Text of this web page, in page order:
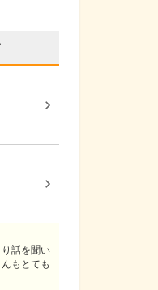
話を聞い
もとても